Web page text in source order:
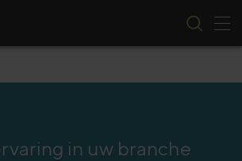
inhoud
in uw branche